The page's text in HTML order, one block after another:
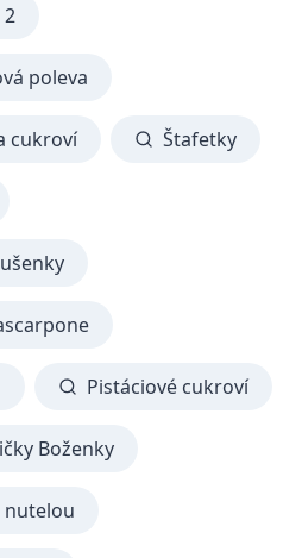
poleva
cukroví Štafetky
Pistáciové cukroví
Boženky
nutelou